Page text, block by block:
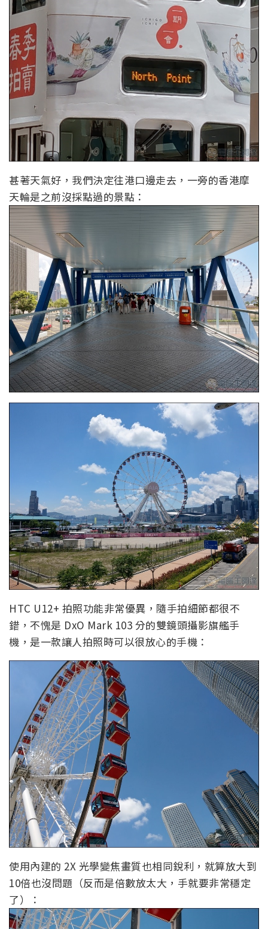
甚著天氣好，我們決定往港口邊走去，一旁的香港摩
天輪是之前沒採點過的景點：
HTC U12+ 拍照功能非常優異，隨手拍細節都很不
錯，不愧是 DxO Mark 103 分的雙鏡頭攝影旗艦手
機，是一款讓人拍照時可以很放心的手機：
使用內建的 2X 光學變焦畫質也相同銳利，就算放大到
10倍也沒問題（反而是倍數放太大，手就要非常穩定
了）：